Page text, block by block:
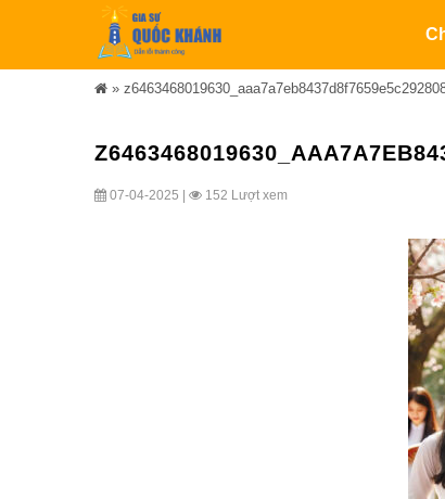
»
07-04-2025 | 152 Lượt xem